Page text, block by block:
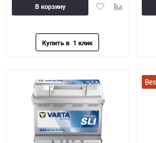
ДобавитьДобавить
В корзину